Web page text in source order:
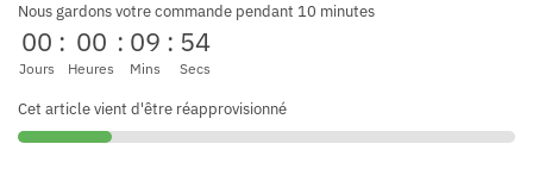
Nous gardons votre commande pendant 10 minutes
00
Jours
: 00
Heures
: 09
Mins
: 53
Secs
Cet article vient d'être réapprovisionné